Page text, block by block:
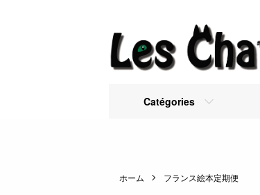
Catégories
ホーム フランス絵本定期便